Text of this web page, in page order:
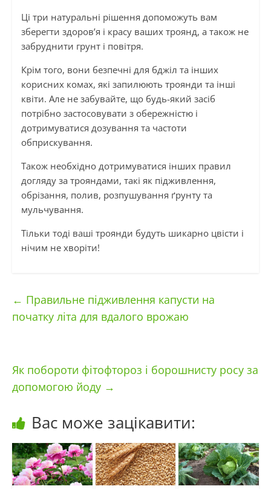
Ці три натуральні рішення допоможуть вам
зберегти здоров’я і красу ваших троянд, а також не
забруднити грунт і повітря.
Крім того, вони безпечні для бджіл та інших
корисних комах, які запилюють троянди та інші
квіти. Але не забувайте, що будь-який засіб
потрібно застосовувати з обережністю і
дотримуватися дозування та частоти
обприскування.
Також необхідно дотримуватися інших правил
догляду за трояндами, такі як підживлення,
обрізання, полив, розпушування ґрунту та
мульчування.
Тільки тоді ваші троянди будуть шикарно цвісти і
нічим не хворіти!
← Правильне підживлення капусти на
початку літа для вдалого врожаю
Як побороти фітофтороз і борошнисту росу за
допомогою йоду →
Вас може зацікавити: